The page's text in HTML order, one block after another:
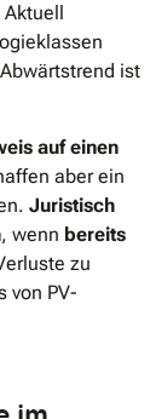
ist
auf einen
aber ein
Juristisch
, wenn bereits
zu
von PV-